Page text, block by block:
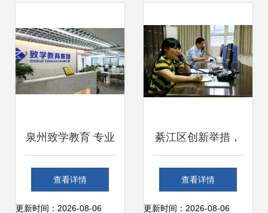
务与办公服务领域
泉州致学教育 专业
教育咨询服务的领
航者
查看详情
更新时间：2026-08-06
綦江区创新举措，
全市首个家庭教育
电话咨询服务热线
查看详情
更新时间：2026-08-06